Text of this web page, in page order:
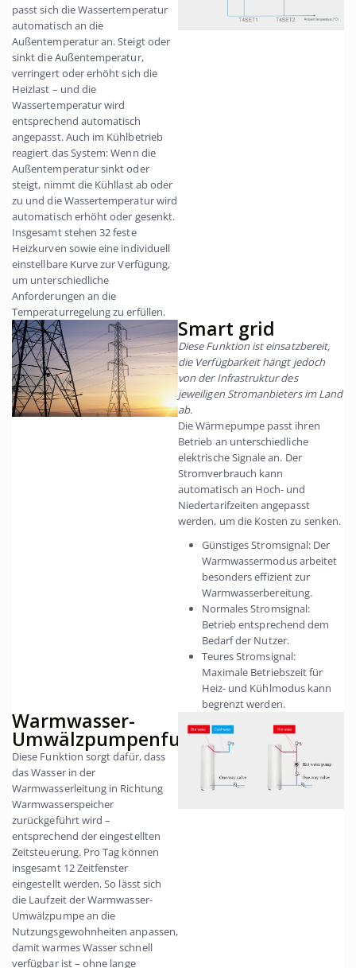
passt sich die Wassertemperatur
automatisch an die
Außentemperatur an. Steigt oder
sinkt die Außentemperatur,
verringert oder erhöht sich die
Heizlast – und die
Wassertemperatur wird
entsprechend automatisch
angepasst. Auch im Kühlbetrieb
reagiert das System: Wenn die
Außentemperatur sinkt oder
steigt, nimmt die Kühllast ab oder
zu und die Wassertemperatur wird
automatisch erhöht oder gesenkt.
Insgesamt stehen 32 feste
Heizkurven sowie eine individuell
einstellbare Kurve zur Verfügung,
um unterschiedliche
Anforderungen an die
Temperaturregelung zu erfüllen.
Smart grid
Diese Funktion ist einsatzbereit,
die Verfügbarkeit hängt jedoch
von der Infrastruktur des
jeweiligen Stromanbieters im Land
ab.
Die Wärmepumpe passt ihren
Betrieb an unterschiedliche
elektrische Signale an. Der
Stromverbrauch kann
automatisch an Hoch- und
Niedertarifzeiten angepasst
werden, um die Kosten zu senken.
Günstiges Stromsignal: Der
Warmwassermodus arbeitet
besonders effizient zur
Warmwasserbereitung.
Normales Stromsignal:
Betrieb entsprechend dem
Bedarf der Nutzer.
Teures Stromsignal:
Maximale Betriebszeit für
Heiz- und Kühlmodus kann
begrenzt werden.
Warmwasser-
Umwälzpumpenfunktion
Diese Funktion sorgt dafür, dass
das Wasser in der
Warmwasserleitung in Richtung
Warmwasserspeicher
zurückgeführt wird –
entsprechend der eingestellten
Zeitsteuerung. Pro Tag können
insgesamt 12 Zeitfenster
eingestellt werden. So lässt sich
die Laufzeit der Warmwasser-
Umwälzpumpe an die
Nutzungsgewohnheiten anpassen,
damit warmes Wasser schnell
verfügbar ist – ohne lange